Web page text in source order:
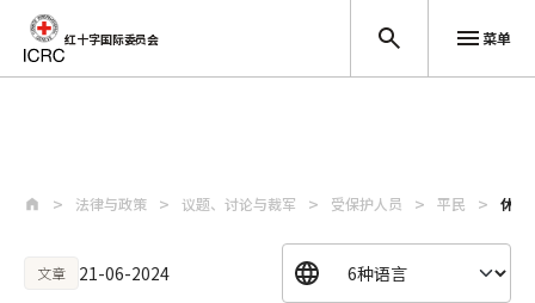
红十字国际委员会 菜单
法律与政策 议题、讨论与裁军 受保护人员 平民 休·
文章 21-06-2024